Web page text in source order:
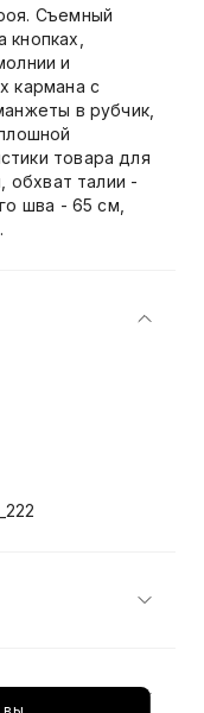
Съемный
и
кармана с
в рубчик,
товара для
обхват талии -
шва - 65 см,